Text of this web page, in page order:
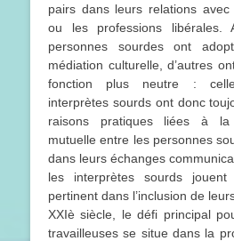
pairs dans leurs relations
ou les professions libérales.
personnes sourdes ont
médiation culturelle, d’autres
fonction plus neutre :
interprètes sourds ont donc
raisons pratiques liées à la
mutuelle entre les personnes
dans leurs échanges
les interprètes sourds
pertinent dans l’inclusion de
XXIè siècle, le défi principal
travailleuses se situe dans la